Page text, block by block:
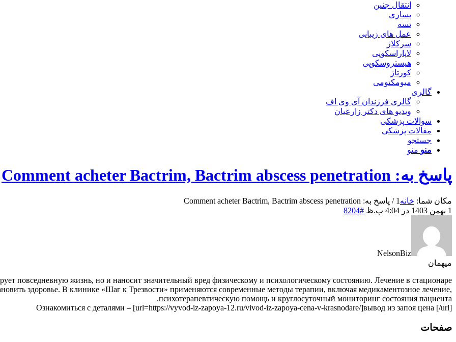
انتقال جنین
پساری
تسه
عمل های زیبایی
سرکلاژ
لاپاراسکوپی
هیستروسکوپی
کورتاژ
میومکتومی
گالری
گالری فرزندان آی وی اف
ویدیو های دکتر زارعیان
سوالات پزشکی
مقالات پزشکی
جستجو
منو منو
پاسخ به: Comment acheter Bactrim, Bactrim abscess penetration
مکان شما: خانه 1
/ پاسخ به: Comment acheter Bactrim, Bactrim abscess penetration
1 بهمن 1403 در 4:04 ب.ظ
#8204
NelsonBiz
میهمان
повседневную жизнь, но и наносит значительный вред физическому и психологическому состоянию. Лечение в стационаре
здоровье. В клинике «Шаг к Трезвости» применяются современные методы терапии, включая медикаментозное лечение,
психотерапевтическую помощь и круглосуточный мониторинг состояния пациента.
Ознакомиться с деталями – [url=https://vyvod-iz-zapoya-12.ru/vivod-iz-zapoya-cena-v-krasnodare/]вывод из запоя цена [/url]
صفحات